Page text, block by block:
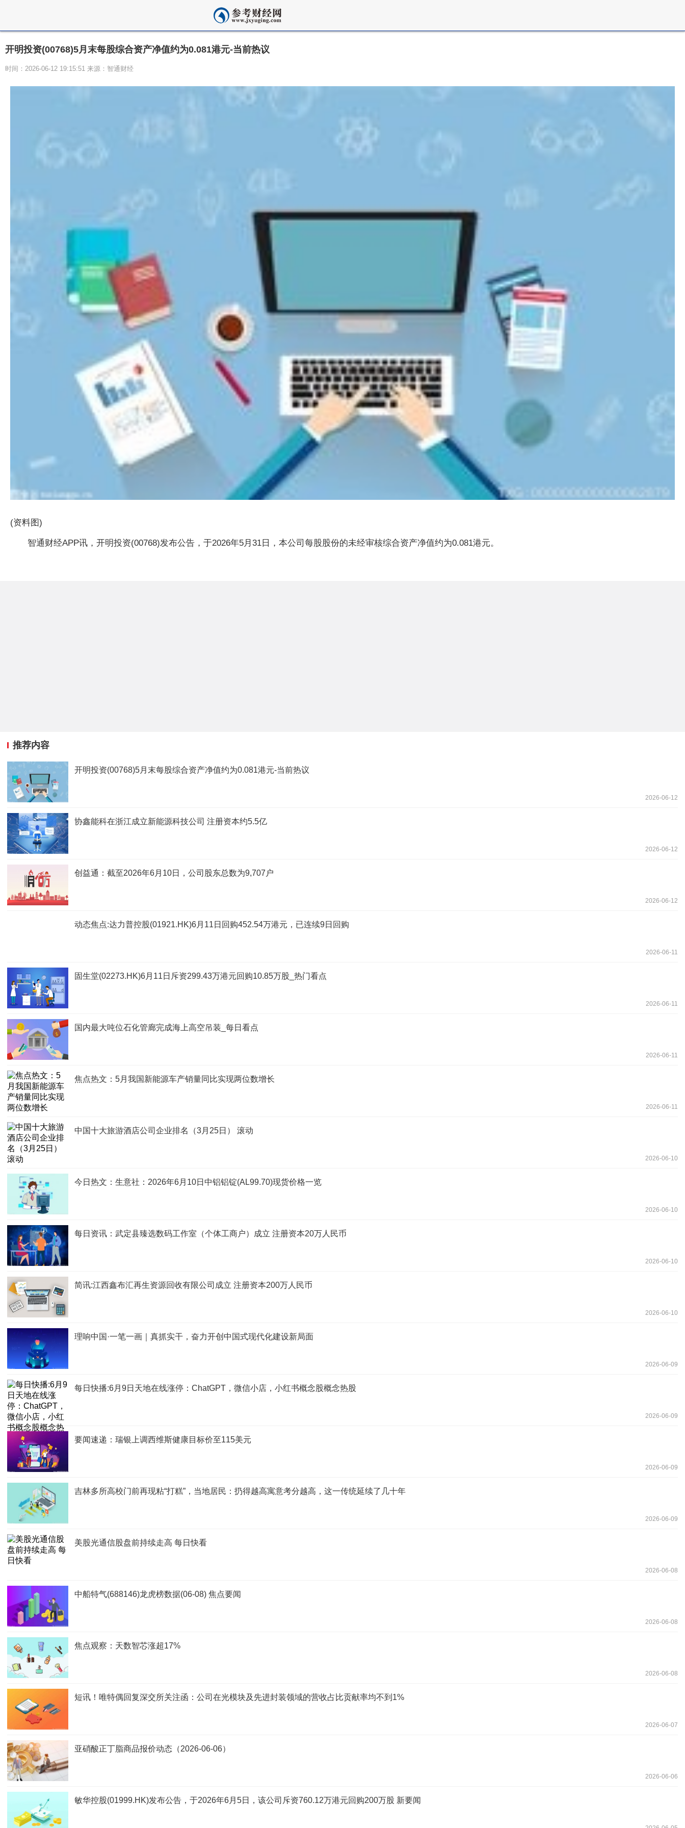
开明投资(00768)5月末每股综合资产净值约为0.081港元-当前热议
时间：2026-06-12 19:15:51 来源：智通财经
(资料图)
智通财经APP讯，开明投资(00768)发布公告，于2026年5月31日，本公司每股股份的未经审核综合资产净值约为0.081港元。
推荐内容
开明投资(00768)5月末每股综合资产净值约为0.081港元-当前热议
2026-06-12
协鑫能科在浙江成立新能源科技公司 注册资本约5.5亿
2026-06-12
创益通：截至2026年6月10日，公司股东总数为9,707户
2026-06-12
动态焦点:达力普控股(01921.HK)6月11日回购452.54万港元，已连续9日回购
2026-06-11
固生堂(02273.HK)6月11日斥资299.43万港元回购10.85万股_热门看点
2026-06-11
国内最大吨位石化管廊完成海上高空吊装_每日看点
2026-06-11
焦点热文：5月我国新能源车产销量同比实现两位数增长
2026-06-11
中国十大旅游酒店公司企业排名（3月25日） 滚动
2026-06-10
今日热文：生意社：2026年6月10日中铝铝锭(AL99.70)现货价格一览
2026-06-10
每日资讯：武定县臻选数码工作室（个体工商户）成立 注册资本20万人民币
2026-06-10
简讯:江西鑫布汇再生资源回收有限公司成立 注册资本200万人民币
2026-06-10
理响中国·一笔一画｜真抓实干，奋力开创中国式现代化建设新局面
2026-06-09
每日快播:6月9日天地在线涨停：ChatGPT，微信小店，小红书概念股概念热股
2026-06-09
要闻速递：瑞银上调西维斯健康目标价至115美元
2026-06-09
吉林多所高校门前再现粘“打糕”，当地居民：扔得越高寓意考分越高，这一传统延续了几十年
2026-06-09
美股光通信股盘前持续走高 每日快看
2026-06-08
中船特气(688146)龙虎榜数据(06-08) 焦点要闻
2026-06-08
焦点观察：天数智芯涨超17%
2026-06-08
短讯！唯特偶回复深交所关注函：公司在光模块及先进封装领域的营收占比贡献率均不到1%
2026-06-07
亚硝酸正丁脂商品报价动态（2026-06-06）
2026-06-06
敏华控股(01999.HK)发布公告，于2026年6月5日，该公司斥资760.12万港元回购200万股 新要闻